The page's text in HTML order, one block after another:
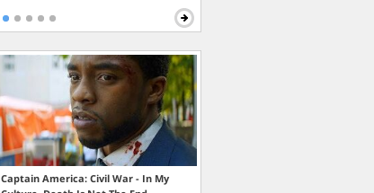
Captain America: Civil War - In My